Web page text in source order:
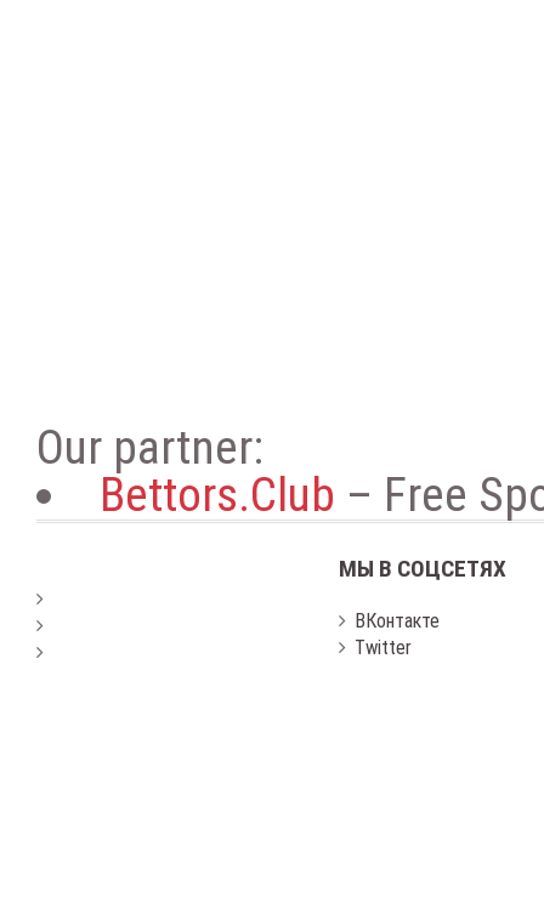
Our partner:
Bettors.Club – Free
МЫ В СОЦСЕТЯХ
ВКонтакте
Twitter